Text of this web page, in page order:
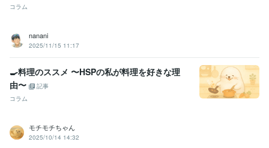
コラム
nanani
2025/11/15 11:17
🍳料理のススメ 〜HSPの私が料理を好きな理
由〜
記事
コラム
モチモチちゃん
2025/10/14 14:32